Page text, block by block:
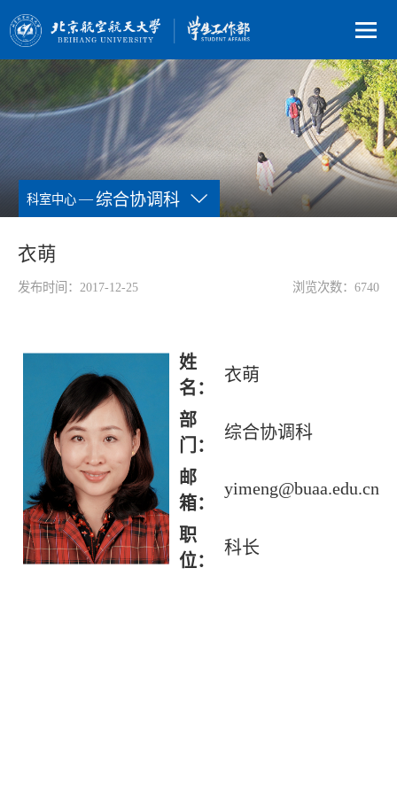
科室中心—综合协调科
衣萌
发布时间：2017-12-25 浏览次数： 6740
姓
名：
衣萌
部
门：
综合协调科
邮
箱：
yimeng@buaa.edu.cn
职
位：
科长